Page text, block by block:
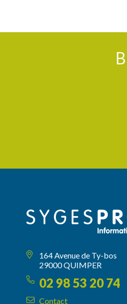
164 Avenue de Ty-bos
29000 QUIMPER
02 98 53 20 74
Contact